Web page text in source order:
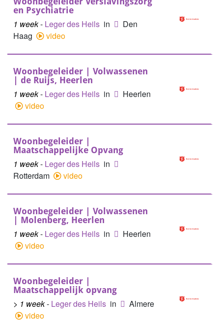
en Psychiatrie
1 week- Leger des Heils in
Den
Haag
video
Woonbegeleider | Volwassenen
| de Ruijs, Heerlen
1 week- Leger des Heils in
Heerlen
video
Woonbegeleider |
Maatschappelijke Opvang
1 week- Leger des Heils in
Rotterdam
video
Woonbegeleider | Volwassenen
| Molenberg, Heerlen
1 week- Leger des Heils in
Heerlen
video
Woonbegeleider |
Maatschappelijk opvang
> 1 week- Leger des Heils in
Almere
video